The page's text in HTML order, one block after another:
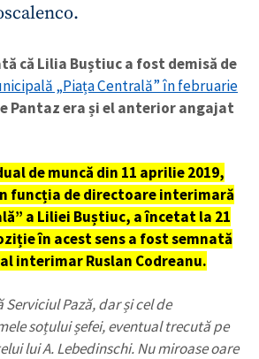
că Lilia Buștiuc a fost demisă de
„Piața Centrală” în februarie
Pantaz era și el anterior angajat
de muncă din 11 aprilie 2019,
funcția de directoare interimară
a Liliei Buștiuc, a încetat la 21
în acest sens a fost semnată
interimar Ruslan Codreanu.
Serviciul Pază, dar și cel de
soțului șefei, eventual trecută pe
lui A. Lebedinschi. Nu miroase oare